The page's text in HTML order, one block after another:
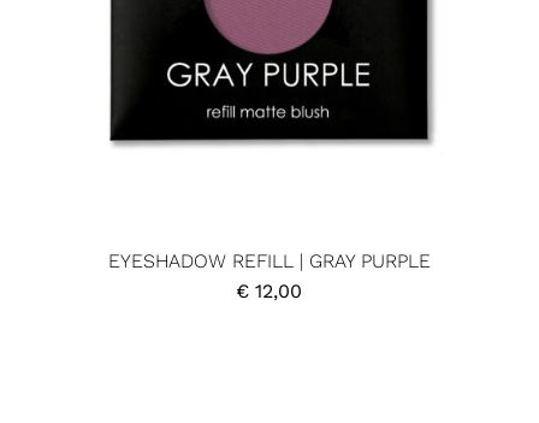
EYESHADOW REFILL | GRAY PURPLE
€ 12,00